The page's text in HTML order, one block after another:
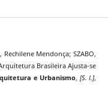
Mendonça; SZABO,
Brasileira Ajusta-se
e Urbanismo, [S. l.],